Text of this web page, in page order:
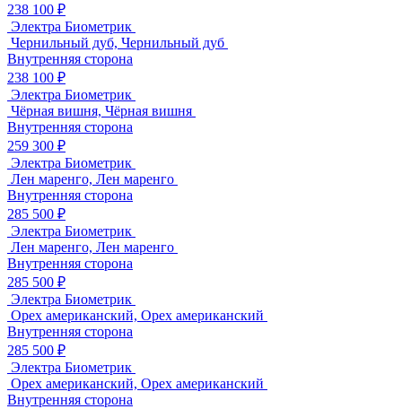
238 100 ₽
Электра Биометрик
Чернильный дуб, Чернильный дуб
Внутренняя сторона
238 100 ₽
Электра Биометрик
Чёрная вишня, Чёрная вишня
Внутренняя сторона
259 300 ₽
Электра Биометрик
Лен маренго, Лен маренго
Внутренняя сторона
285 500 ₽
Электра Биометрик
Лен маренго, Лен маренго
Внутренняя сторона
285 500 ₽
Электра Биометрик
Орех американский, Орех американский
Внутренняя сторона
285 500 ₽
Электра Биометрик
Орех американский, Орех американский
Внутренняя сторона